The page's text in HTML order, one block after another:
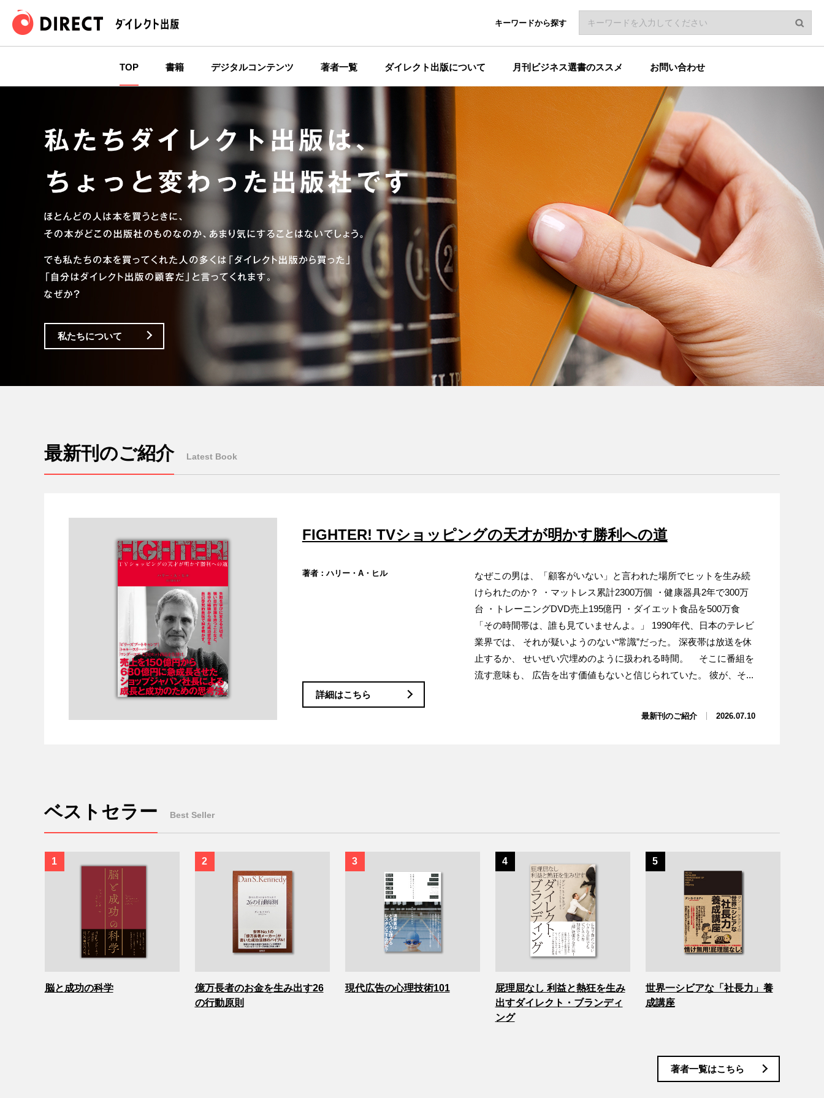
キーワードから探す
TOP 書籍 デジタルコンテンツ 著者一覧 ダイレクト出版について 月刊ビジネス選書のススメ お問い合わせ
私たちについて
最新刊のご紹介 Latest Book
FIGHTER! TVショッピングの天才が明かす勝利への道
著者：ハリー・A・ヒル
なぜこの男は、「顧客がいない」と言われた場所でヒットを生み続
けられたのか？ ・マットレス累計2300万個 ・健康器具2年で300万
台 ・トレーニングDVD売上195億円 ・ダイエット食品を500万食
「その時間帯は、誰も見ていませんよ。」 1990年代、日本のテレビ
業界では、 それが疑いようのない“常識”だった。 深夜帯は放送を休
止するか、 せいぜい穴埋めのように扱われる時間。 そこに番組を
流す意味も、 広告を出す価値もないと信じられていた。 彼が、そ...
最新刊のご紹介 2026.07.10
詳細はこちら
ベストセラー Best Seller
脳と成功の科学
億万長者のお金を生み出す26
の行動原則
現代広告の心理技術101
屁理屈なし 利益と熱狂を生み
出すダイレクト・ブランディ
ング
世界一シビアな「社長力」養
成講座
著者一覧はこちら